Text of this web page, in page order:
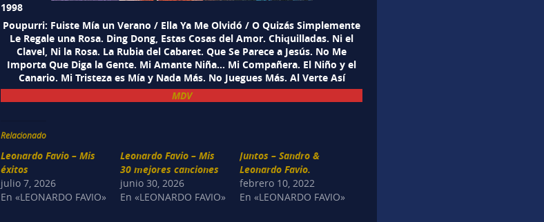
1998
Poupurri: Fuiste Mía un Verano / Ella Ya Me Olvidó / O Quizás Simplemente
Le Regale una Rosa. Ding Dong, Estas Cosas del Amor. Chiquilladas. Ni el
Clavel, Ni la Rosa. La Rubia del Cabaret. Que Se Parece a Jesús. No Me
Importa Que Diga la Gente. Mi Amante Niña… Mi Compañera. El Niño y el
Canario. Mi Tristeza es Mía y Nada Más. No Juegues Más. Al Verte Así
MDV
Relacionado
Leonardo Favio – Mis
éxitos
julio 7, 2026
En «LEONARDO FAVIO»
Leonardo Favio – Mis
30 mejores canciones
junio 30, 2026
En «LEONARDO FAVIO»
Juntos – Sandro &
Leonardo Favio.
febrero 10, 2022
En «LEONARDO FAVIO»